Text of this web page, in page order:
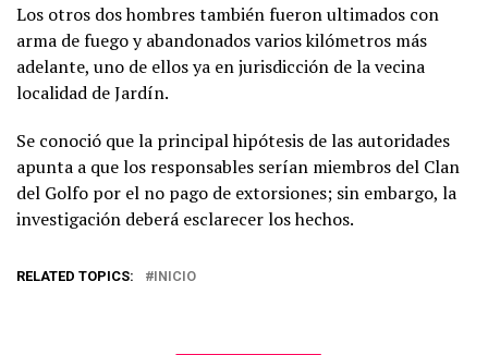
Los otros dos hombres también fueron ultimados con
arma de fuego y abandonados varios kilómetros más
adelante, uno de ellos ya en jurisdicción de la vecina
localidad de Jardín.
Se conoció que la principal hipótesis de las autoridades
apunta a que los responsables serían miembros del Clan
del Golfo por el no pago de extorsiones; sin embargo, la
investigación deberá esclarecer los hechos.
RELATED TOPICS: INICIO